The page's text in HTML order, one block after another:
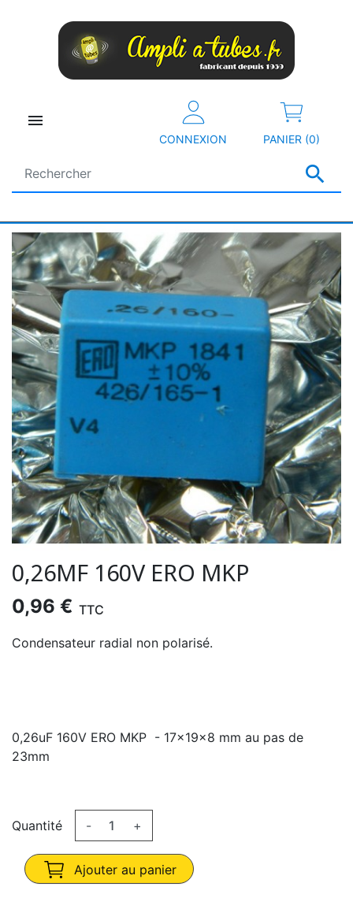


CONNEXION PANIER (0)
0,26ΜF 160V ERO MKP
0,96 € TTC
Condensateur radial non polarisé.
0,26uF 160V ERO MKP - 17x19x8 mm au pas de
23mm
Quantité - +
Ajouter au panier